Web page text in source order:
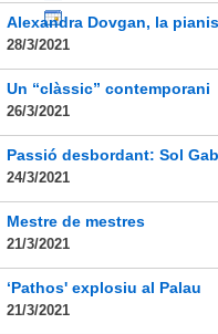
Alexandra Dovgan, la
28/3/2021
Un “clàssic” contemporani
26/3/2021
Passió desbordant: Sol
24/3/2021
Mestre de mestres
21/3/2021
‘Pathos' explosiu al Palau
21/3/2021